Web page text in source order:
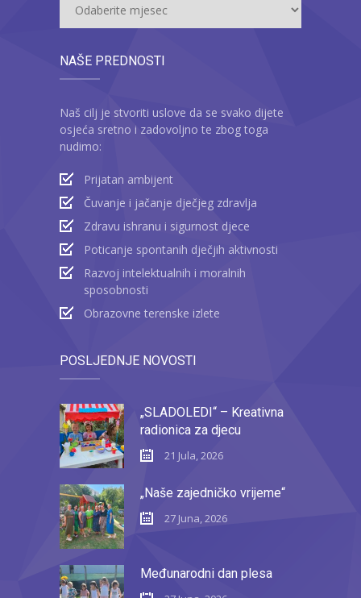
NAŠE PREDNOSTI
Naš cilj je stvoriti uslove da se svako dijete
osjeća sretno i zadovoljno te zbog toga
nudimo:
Prijatan ambijent
Čuvanje i jačanje dječjeg zdravlja
Zdravu ishranu i sigurnost djece
Poticanje spontanih dječjih aktivnosti
Razvoj intelektualnih i moralnih
sposobnosti
Obrazovne terenske izlete
POSLJEDNJE NOVOSTI
„SLADOLEDI“ – Kreativna
radionica za djecu
21 Jula, 2026
„Naše zajedničko vrijeme“
27 Juna, 2026
Međunarodni dan plesa